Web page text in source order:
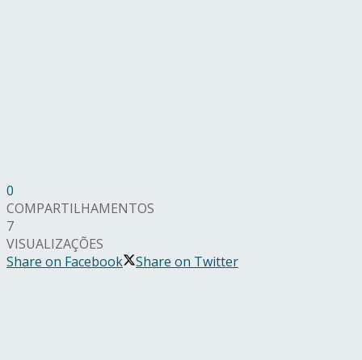
0
COMPARTILHAMENTOS
7
VISUALIZAÇÕES
Share on Facebook
Share on Twitter